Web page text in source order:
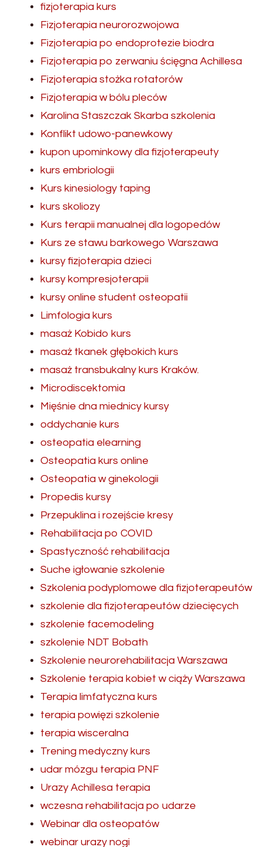
fizjoterapia kurs
Fizjoterapia neurorozwojowa
Fizjoterapia po endoprotezie biodra
Fizjoterapia po zerwaniu ścięgna Achillesa
Fizjoterapia stożka rotatorów
Fizjoterapia w bólu pleców
Karolina Staszczak Skarba szkolenia
Konflikt udowo-panewkowy
kupon upominkowy dla fizjoterapeuty
kurs embriologii
Kurs kinesiology taping
kurs skoliozy
Kurs terapii manualnej dla logopedów
Kurs ze stawu barkowego Warszawa
kursy fizjoterapia dzieci
kursy kompresjoterapii
kursy online student osteopatii
Limfologia kurs
masaż Kobido kurs
masaż tkanek głębokich kurs
masaż transbukalny kurs Kraków.
Microdiscektomia
Mięśnie dna miednicy kursy
oddychanie kurs
osteopatia elearning
Osteopatia kurs online
Osteopatia w ginekologii
Propedis kursy
Przepuklina i rozejście kresy
Rehabilitacja po COVID
Spastyczność rehabilitacja
Suche igłowanie szkolenie
Szkolenia podyplomowe dla fizjoterapeutów
szkolenie dla fizjoterapeutów dziecięcych
szkolenie facemodeling
szkolenie NDT Bobath
Szkolenie neurorehabilitacja Warszawa
Szkolenie terapia kobiet w ciąży Warszawa
Terapia limfatyczna kurs
terapia powięzi szkolenie
terapia wisceralna
Trening medyczny kurs
udar mózgu terapia PNF
Urazy Achillesa terapia
wczesna rehabilitacja po udarze
Webinar dla osteopatów
webinar urazy nogi